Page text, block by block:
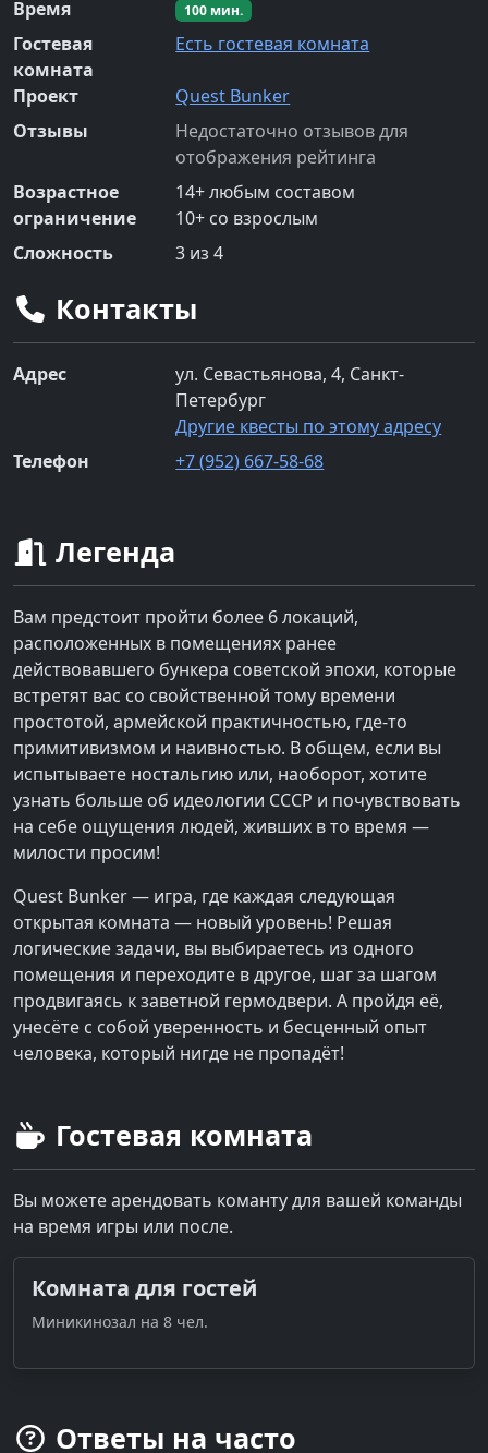
Время
100 мин.
Гостевая
комната
Есть гостевая комната
Проект
Quest Bunker
Отзывы
Недостаточно отзывов для
отображения рейтинга
Возрастное
ограничение
14+любым составом
10+ со взрослым
Сложность
3 из 4
Контакты
Адрес
ул. Севастьянова, 4, Санкт-
Петербург
Другие квесты по этому адресу
Телефон
+7 (952) 667-58-68
Легенда
Вам предстоит пройти более 6 локаций,
расположенных в помещениях ранее
действовавшего бункера советской эпохи, которые
встретят вас со свойственной тому времени
простотой, армейской практичностью, где-то
примитивизмом и наивностью. В общем, если вы
испытываете ностальгию или, наоборот, хотите
узнать больше об идеологии СССР и почувствовать
на себе ощущения людей, живших в то время —
милости просим!
Quest Bunker — игра, где каждая следующая
открытая комната — новый уровень! Решая
логические задачи, вы выбираетесь из одного
помещения и переходите в другое, шаг за шагом
продвигаясь к заветной гермодвери. А пройдя её,
унесёте с собой уверенность и бесценный опыт
человека, который нигде не пропадёт!
Гостевая комната
Вы можете арендовать команту для вашей команды
на время игры или после.
Комната для гостей
Миникинозал на 8 чел.
Ответы на часто